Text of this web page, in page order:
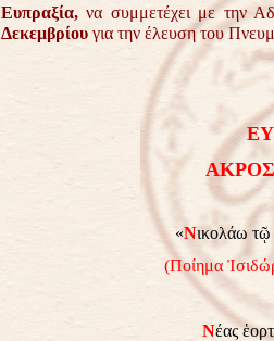
Ευπραξία, να συμμετέχει με την
Δεκεμβρίου για την έλευση του
«Νικολάω τῷ
(Ποίημα
Νέας